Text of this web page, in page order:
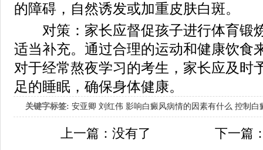
的障碍，自然诱发或加重皮肤白斑。
对策：家长应督促孩子进行体育锻
适当补充。通过合理的运动和健康饮食
对于经常熬夜学习的考生，家长应及时
足的睡眠，确保身体健康。
关键字标签: 安亚卿 刘红伟 影响白癜风病情的因素有什么 控制白
女生应该如何治疗呢
上一篇：没有了 下一篇